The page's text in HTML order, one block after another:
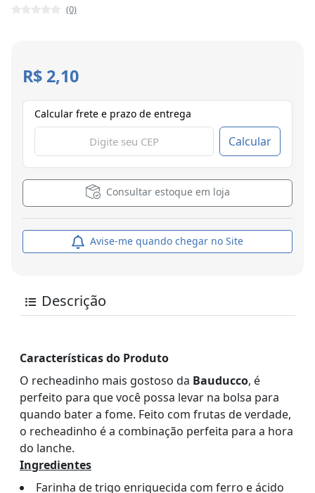
(0)
R$ 2,10
Calcular frete e prazo de entrega
Calcular
Consultar estoque em loja
Avise-me quando chegar no Site
Descrição
Características do Produto
O recheadinho mais gostoso da Bauducco, é
perfeito para que você possa levar na bolsa para
quando bater a fome. Feito com frutas de verdade,
o recheadinho é a combinação perfeita para a hora
do lanche.
Ingredientes
Farinha de trigo enriquecida com ferro e ácido